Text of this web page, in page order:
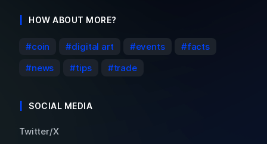
HOW ABOUT MORE?
coin digital art events
facts
news
tips trade
SOCIAL MEDIA
Twitter/X